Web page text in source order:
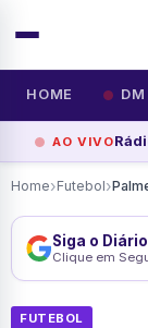
HOME DM
AO VIVO
Home›Futebol›
Siga o
Clique em
FUTEBOL